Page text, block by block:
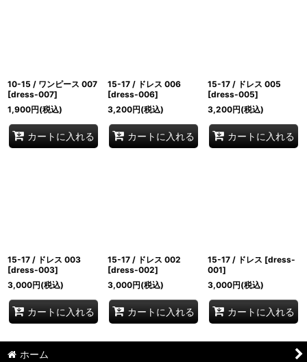
10-15 / ワンピース 007
[dress-007]
1,900円(税込)
カートに入れる
15-17 / ドレス 006
[dress-006]
3,200円(税込)
カートに入れる
15-17 / ドレス 005
[dress-005]
3,200円(税込)
カートに入れる
15-17 / ドレス 003
[dress-003]
3,000円(税込)
カートに入れる
15-17 / ドレス 002
[dress-002]
3,000円(税込)
カートに入れる
15-17 / ドレス [dress-
001]
3,000円(税込)
カートに入れる
ホーム